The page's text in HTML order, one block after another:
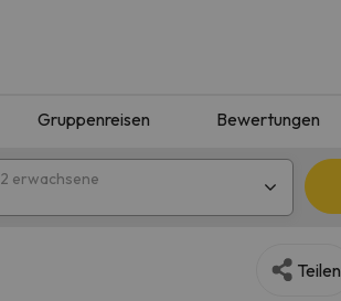
Gruppenreisen Bewertungen
2 erwachsene
Teilen